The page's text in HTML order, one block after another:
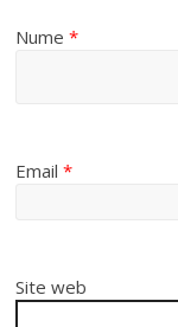
Nume*
Email*
Site web